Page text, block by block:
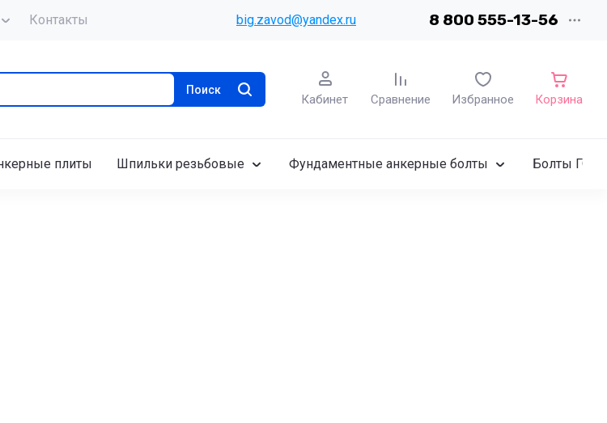
Контакты big.zavod@yandex.ru 8 800 555-13-56
Поиск
Кабинет Сравнение Избранное Корзина
плиты Шпильки резьбовые Фундаментные анкерные болты Болты